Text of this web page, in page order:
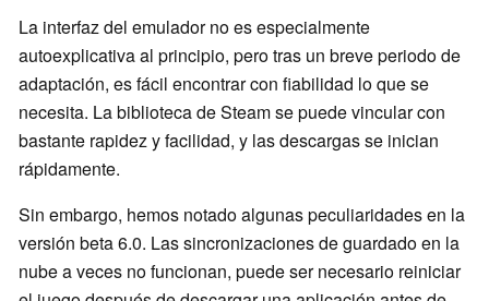
La interfaz del emulador no es especialmente
autoexplicativa al principio, pero tras un breve periodo de
adaptación, es fácil encontrar con fiabilidad lo que se
necesita. La biblioteca de Steam se puede vincular con
bastante rapidez y facilidad, y las descargas se inician
rápidamente.
Sin embargo, hemos notado algunas peculiaridades en la
versión beta 6.0. Las sincronizaciones de guardado en la
nube a veces no funcionan, puede ser necesario reiniciar